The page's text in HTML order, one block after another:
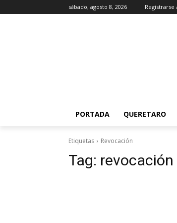
sábado, agosto 8, 2026 Registrarse
PORTADA QUERETARO
Etiquetas Revocación
Tag: revocación